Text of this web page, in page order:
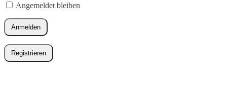
Angemeldet bleiben
Anmelden
Registrieren